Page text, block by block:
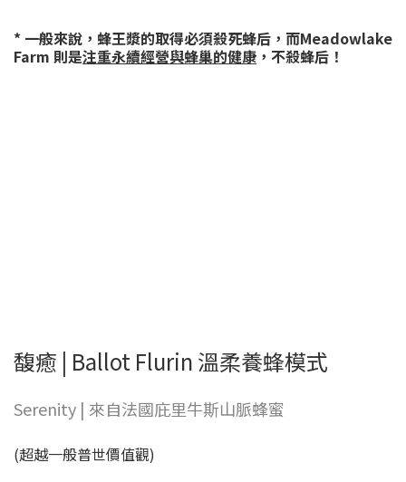
* 一般來說，蜂王漿的取得必須殺死蜂后，而Meadowlake
Farm 則是注重永續經營與蜂巢的健康 ，不殺蜂后！
馥癒 | Ballot Flurin 溫柔養蜂模式
Serenity | 來自法國庇里牛斯山脈蜂蜜
(超越一般普世價值觀)